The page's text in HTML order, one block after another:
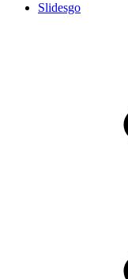
Slidesgo